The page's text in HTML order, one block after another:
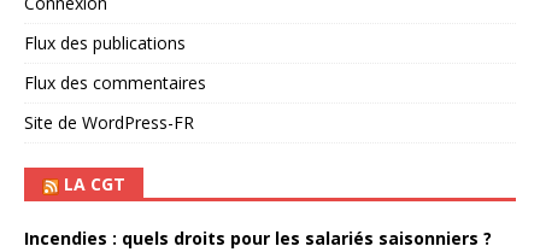
Flux des publications
Flux des commentaires
Site de WordPress-FR
LA CGT
Incendies : quels droits pour les salariés saisonniers ?